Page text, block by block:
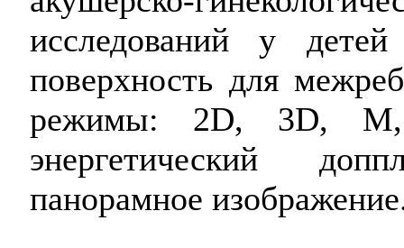
исследований у
поверхность для
режимы: 2D, 3D, M,
энергетический
панорамное